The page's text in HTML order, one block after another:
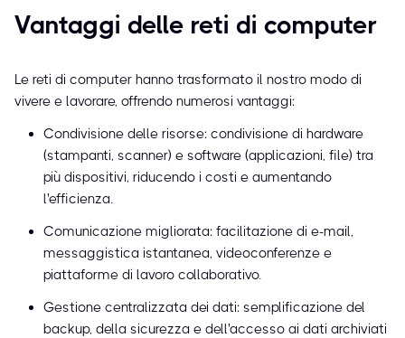
Vantaggi delle reti di computer
Le reti di computer hanno trasformato il nostro modo di
vivere e lavorare, offrendo numerosi vantaggi:
Condivisione delle risorse: condivisione di hardware
(stampanti, scanner) e software (applicazioni, file) tra
più dispositivi, riducendo i costi e aumentando
l'efficienza.
Comunicazione migliorata: facilitazione di e-mail,
messaggistica istantanea, videoconferenze e
piattaforme di lavoro collaborativo.
Gestione centralizzata dei dati: semplificazione del
backup, della sicurezza e dell'accesso ai dati archiviati